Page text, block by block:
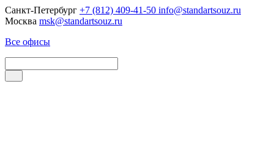
Санкт-Петербург +7 (812) 409-41-50 info@standartsouz.ru
Москва msk@standartsouz.ru
Все офисы